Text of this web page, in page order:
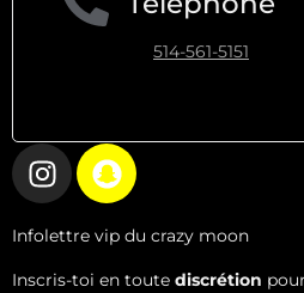
514-561-5151
Infolettre vip du crazy moon
Inscris-toi en toute discrétion